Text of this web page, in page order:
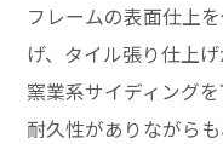
フレームの表面仕上
げ、タイル張り仕上
窯業系サイディング
耐久性がありながら